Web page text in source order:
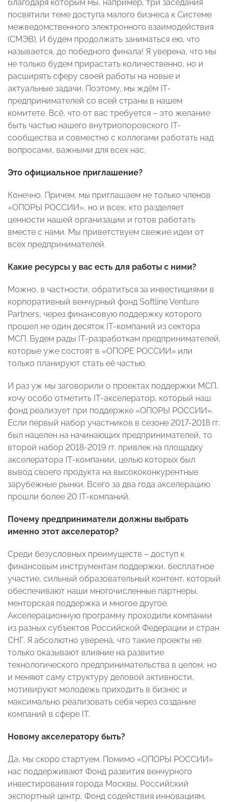
благодаря которым мы, например, три заседания
посвятили теме доступа малого бизнеса к Системе
межведомственного электронного взаимодействия
(СМЭВ). И будем продолжать заниматься ею, что
называется, до победного финала! Я уверена, что мы
не только будем прирастать количественно, но и
расширять сферу своей работы на новые и
актуальные задачи. Поэтому, мы ждём IT-
предпринимателей со всей страны в нашем
комитете. Всё, что от вас требуется – это желание
быть частью нашего внутриопоровского IT-
сообщества и совместно с коллегами работать над
вопросами, важными для всех нас.
Это официальное приглашение?
Конечно. Причем, мы приглашаем не только членов
«ОПОРЫ РОССИИ», но и всех, кто разделяет
ценности нашей организации и готов работать
вместе с нами. Мы приветствуем свежие идеи от
всех предпринимателей.
Какие ресурсы у вас есть для работы с ними?
Можно, в частности, обратиться за инвестициями в
корпоративный венчурный фонд Softline Venture
Partners, через финансовую поддержку которого
прошел не один десяток IT-компаний из сектора
МСП. Будем рады IT-разработкам предпринимателей,
которые уже состоят в «ОПОРЕ РОССИИ» или
только планируют стать её частью.
И раз уж мы заговорили о проектах поддержки МСП,
хочу особо отметить IT-акселератор, который наш
фонд реализует при поддержке «ОПОРЫ РОССИИ».
Если первый набор участников в сезоне 2017-2018 гг.
был нацелен на начинающих предпринимателей, то
второй набор 2018-2019 гг. привлек на площадку
акселератора IT-компании, целью которых был
вывод своего продукта на высококонкурентные
зарубежные рынки. Всего за два года акселерацию
прошли более 20 IT-компаний.
Почему предприниматели должны выбрать
именно этот акселератор?
Среди безусловных преимуществ – доступ к
финансовым инструментам поддержки, бесплатное
участие, сильный образовательный контент, который
обеспечивают наши многочисленные партнеры,
менторская поддержка и многое другое.
Акселерационную программу проходили компании
из разных субъектов Российской Федерации и стран
СНГ. Я абсолютно уверена, что такие проекты не
только оказывают влияние на развитие
технологического предпринимательства в целом, но
и меняют саму структуру деловой активности,
мотивируют молодежь приходить в бизнес и
максимально реализовать себя через создание
компаний в сфере IT.
Новому акселератору быть?
Да, мы скоро стартуем. Помимо «ОПОРЫ РОССИИ»
нас поддерживают Фонд развития венчурного
инвестирования города Москвы. Российский
экспортный центр, Фонд содействия инновациям,